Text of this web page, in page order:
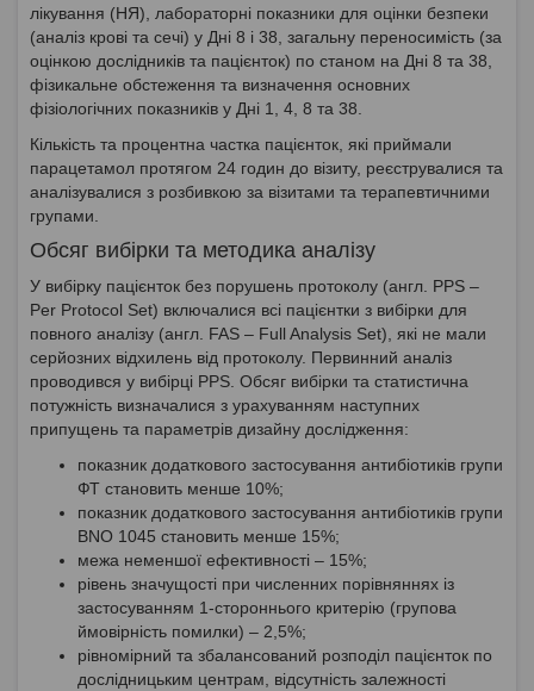
лікування (НЯ), лабораторні показники для оцінки безпеки
(аналіз крові та сечі) у Дні 8 і 38, загальну переносимість (за
оцінкою дослідників та пацієнток) по станом на Дні 8 та 38,
фізикальне обстеження та визначення основних
фізіологічних показників у Дні 1, 4, 8 та 38.
Кількість та процентна частка пацієнток, які приймали
парацетамол протягом 24 годин до візиту, реєструвалися та
аналізувалися з розбивкою за візитами та терапевтичними
групами.
Обсяг вибірки та методика аналізу
У вибірку пацієнток без порушень протоколу (англ. PPS –
Per Protocol Set) включалися всі пацієнтки з вибірки для
повного аналізу (англ. FAS – Full Analysis Set), які не мали
серйозних відхилень від протоколу. Первинний аналіз
проводився у вибірці PPS. Обсяг вибірки та статистична
потужність визначалися з урахуванням наступних
припущень та параметрів дизайну дослідження:
показник додаткового застосування антибіотиків групи
ФТ становить менше 10%;
показник додаткового застосування антибіотиків групи
BNO 1045 становить менше 15%;
межа неменшої ефективності – 15%;
рівень значущості при численних порівняннях із
застосуванням 1-стороннього критерію (групова
ймовірність помилки) – 2,5%;
рівномірний та збалансований розподіл пацієнток по
дослідницьким центрам, відсутність залежності